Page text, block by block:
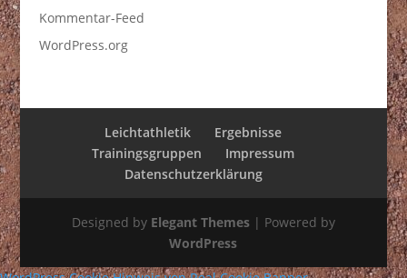
Kommentar-Feed
WordPress.org
Leichtathletik
Ergebnisse
Trainingsgruppen
Impressum
Datenschutzerklärung
Designed by Elegant Themes| Powered by
WordPress